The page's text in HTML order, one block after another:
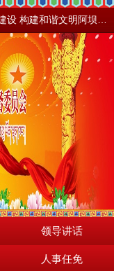
领导讲话
人事任免